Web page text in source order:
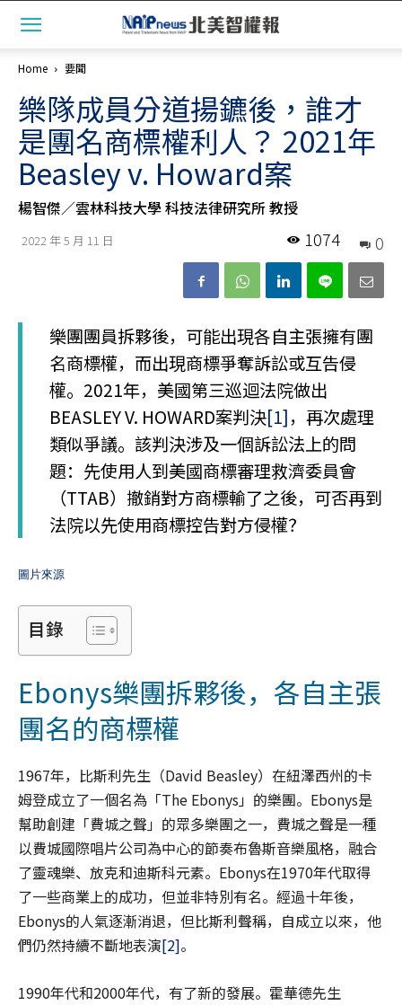
Home 要聞
樂隊成員分道揚鑣後，誰才
是團名商標權利人？ 2021年
Beasley v. Howard案
楊智傑／雲林科技大學 科技法律研究所 教授
2022 年 5 月 11 日 0
1074
樂團團員拆夥後，可能出現各自主張擁有團
名商標權，而出現商標爭奪訴訟或互告侵
權。2021年，美國第三巡迴法院做出
BEASLEY V. HOWARD案判決[1]，再次處理
類似爭議。該判決涉及一個訴訟法上的問
題：先使用人到美國商標審理救濟委員會
（TTAB）撤銷對方商標輸了之後，可否再到
法院以先使用商標控告對方侵權？
圖片來源
目錄
Ebonys樂團拆夥後，各自主張
團名的商標權
1967年，比斯利先生（David Beasley）在紐澤西州的卡
姆登成立了一個名為「The Ebonys」的樂團。Ebonys是
幫助創建「費城之聲」的眾多樂團之一，費城之聲是一種
以費城國際唱片公司為中心的節奏布魯斯音樂風格，融合
了靈魂樂、放克和迪斯科元素。Ebonys在1970年代取得
了一些商業上的成功，但並非特別有名。經過十年後，
Ebonys的人氣逐漸消退，但比斯利聲稱，自成立以來，他
們仍然持續不斷地表演[2]。
1990年代和2000年代，有了新的發展。霍華德先生